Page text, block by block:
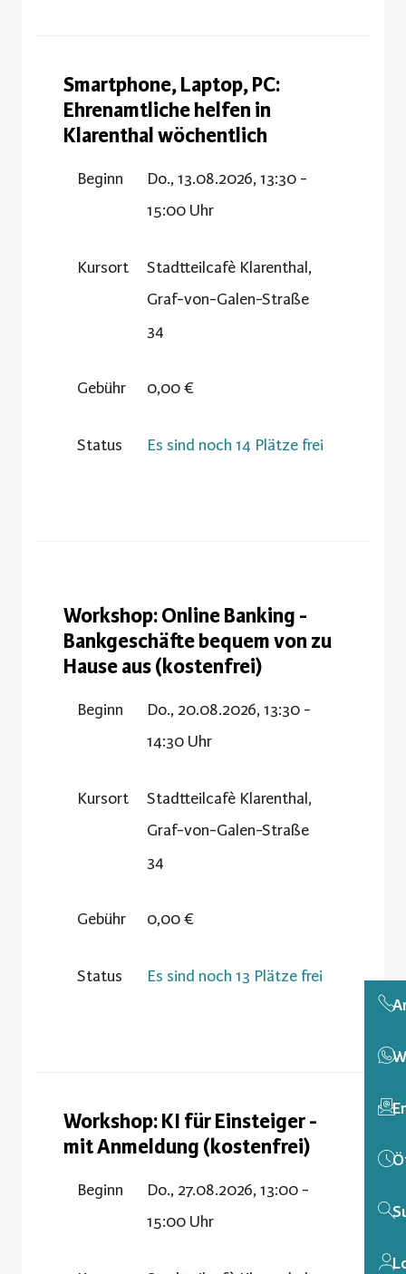
Smartphone, Laptop, PC:
Ehrenamtliche helfen in
Klarenthal wöchentlich
Beginn
Do., 13.08.2026, 13:30 -
15:00 Uhr
Kursort
Stadtteilcafè Klarenthal,
Graf-von-Galen-Straße
34
Gebühr 0,00 €
Status Es sind noch 14 Plätze frei
Workshop: Online Banking -
Bankgeschäfte bequem von zu
Hause aus (kostenfrei)
Beginn
Do., 20.08.2026, 13:30 -
14:30 Uhr
Kursort
Stadtteilcafè Klarenthal,
Graf-von-Galen-Straße
34
Gebühr 0,00 €
Status Es sind noch 13 Plätze frei
Workshop: KI für Einsteiger -
mit Anmeldung (kostenfrei)
Beginn
Do., 27.08.2026, 13:00 -
15:00 Uhr